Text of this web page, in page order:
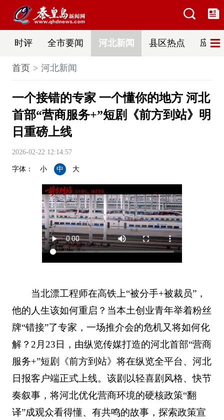
时评 全市要闻 河北新闻 县区热点 应急
首页 河北新闻
一个接错的专家 一个懂你的地方 河北
首部“营商服务+”短剧《前方到站》明
日重磅上线
2026-02-22 12:14:57
字体： 小 中 大
当北漂工程师在高铁上“被分手+被裁员”，
他的人生该如何重启？当本土创业青年举着粉丝
牌“错接”了专家，一场推介会的危机又将如何化
解？2月23日，由纵览传媒打造的河北首部“营商
服务+”短剧《前方到站》将在纵览全平台、河北
日报客户端正式上线。该剧以轻喜剧风格、快节
奏叙事，将河北优化营商环境的硬核政策“翻
译”成观众看得懂、有共鸣的故事，探索政策宣